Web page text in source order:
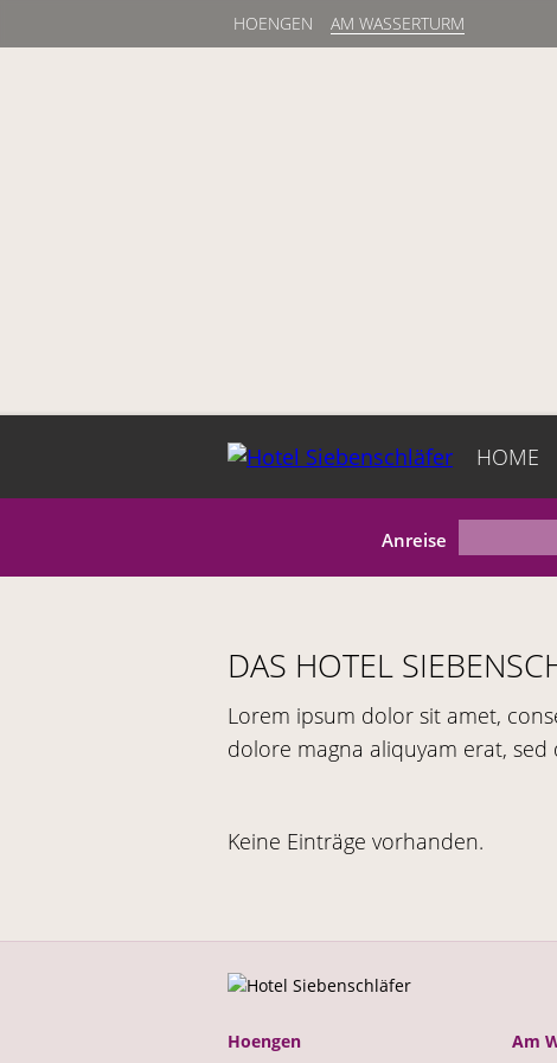
HOENGEN AM WASSERTURM
HOME
Anreise
DAS HOTEL
Lorem ipsum dolor sit amet,
dolore magna aliquyam erat, sed
Keine Einträge vorhanden.
Hoengen
Am